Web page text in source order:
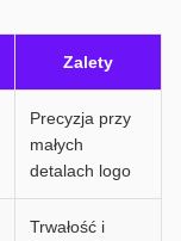
Zalety
Precyzja przy
małych
detalach logo
Trwałość i